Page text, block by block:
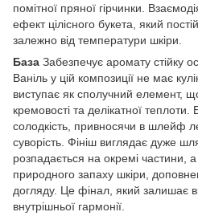
помітної пряної гірчинки.
ефект цілісного букета, який
залежно від температури шкіри.
База Забезпечує аромату стійку
Ваніль у цій композиції не має
виступає як сполучний елемент,
кремовості та делікатної теплоти.
солодкість, привносячи в шлейф
суворість. Фініш виглядає дуже
розпадається на окремі частини,
природного запаху шкіри,
догляду. Це фінал, який залишає
внутрішньої гармонії.